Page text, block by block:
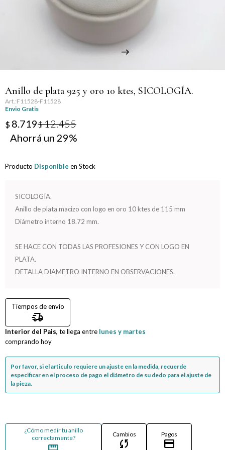
Anillo de plata 925 y oro 10 ktes, SICOLOGÍA.
F11528-F11528
Envio Gratis
$ 8.719$12.455
29
Producto Disponible en Stock
SICOLOGÍA.
Anillo de plata macizo con logo en oro 10 ktes de 115 mm
Diámetro interno 18.72 mm.
SE HACE CON TODAS LAS PROFESIONES Y CON LOGO EN
PLATA.
DETALLA DIAMETRO INTERNO EN OBSERVACIONES.
Tiempos de envío
delivery_truck_speed
Interior del Pais, te llega entre lunes y martes
comprando hoy
Por favor, si el articulo requiere un ajuste en la medida, recuerde
especificar en el proceso de pago el diámetro de su dedo para el ajuste de
la pieza.
¿Cómo medir tu anillo
correctamente?
Cambios
sync
Pagos
credit_card
Día de la Secretaria
Día del Abuelo
Día del Amigo
Día del Maestro
Día del Padre
Graduación
Nacimiento
San Valentín
Compromiso
Día del niño